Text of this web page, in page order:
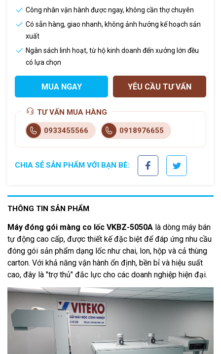
Công nhân vận hành được ngay, không cần thợ chuyên
Có sẵn hàng, giao nhanh, không ảnh hưởng kế hoạch sản
xuất
Ngân sách linh hoạt, từ hộ kinh doanh đến xưởng lớn đều
có lựa chọn
MUA NGAY YÊU CẦU TƯ VẤN
TƯ VẤN MUA HÀNG
0933455566 0918976655
CHIA SẺ SẢN PHẨM VỚI BẠN BÈ:
THÔNG TIN SẢN PHẨM
Máy đóng gói màng co lốc VKBZ-5050A là dòng máy bán
tự động cao cấp, được thiết kế đặc biệt để đáp ứng nhu cầu
đóng gói sản phẩm dạng lốc như chai, lon, hộp và cả thùng
carton. Với khả năng vận hành ổn định, bền bỉ và hiệu suất
cao, đây là "trợ thủ" đắc lực cho các doanh nghiệp hiện đại.